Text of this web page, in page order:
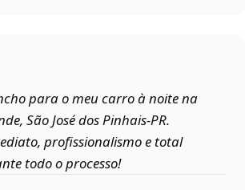
para o meu carro à noite na
São José dos Pinhais‑PR.
profissionalismo e total
todo o processo!